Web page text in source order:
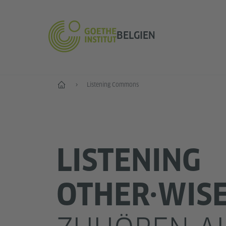
BELGIEN
Start Listening Commons
LISTENING